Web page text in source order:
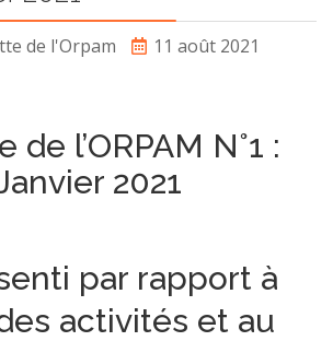
de l'Orpam 11 août 2021
de l’ORPAM N°1 :
2021
par rapport à
activités et au